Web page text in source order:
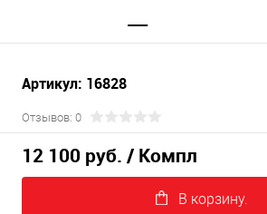
Артикул: 16828
Отзывов: 0
12 100 руб. / Компл
В корзину.